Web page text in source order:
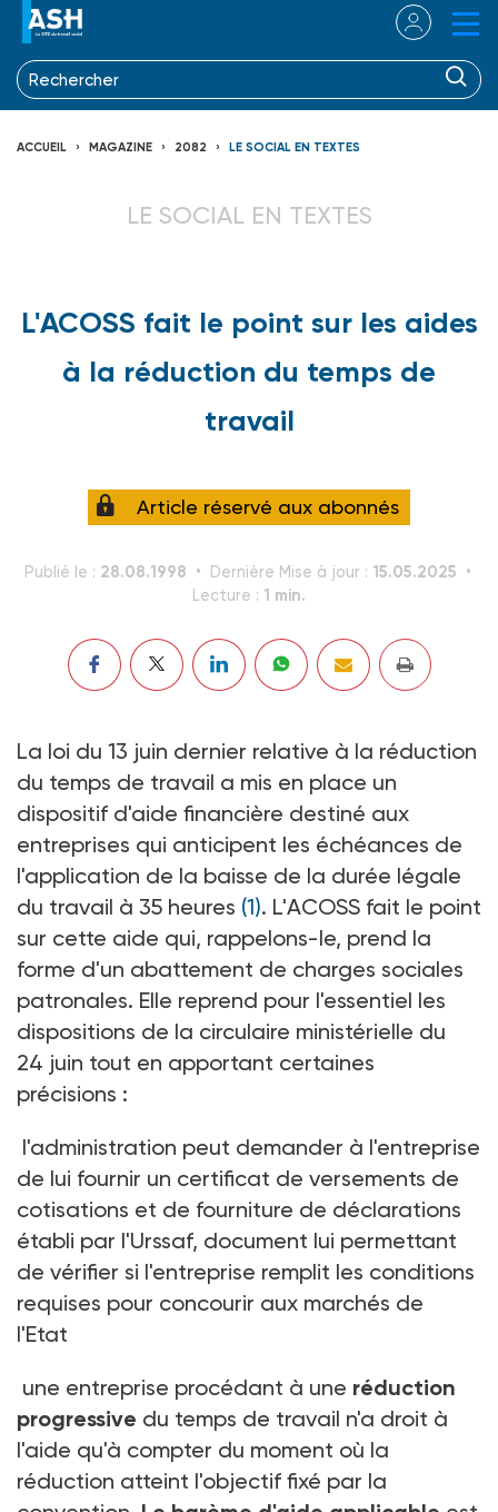
ACCUEIL MAGAZINE 2082 LE SOCIAL EN TEXTES
LE SOCIAL EN TEXTES
L'ACOSS fait le point sur les aides
à la réduction du temps de
travail
Article réservé aux abonnés
Publié le : 28.08.1998 Dernière Mise à jour : 15.05.2025
Lecture : 1 min.
La loi du 13 juin dernier relative à la réduction
du temps de travail a mis en place un
dispositif d'aide financière destiné aux
entreprises qui anticipent les échéances de
l'application de la baisse de la durée légale
du travail à 35 heures (1). L'ACOSS fait le point
sur cette aide qui, rappelons-le, prend la
forme d'un abattement de charges sociales
patronales. Elle reprend pour l'essentiel les
dispositions de la circulaire ministérielle du
24 juin tout en apportant certaines
précisions :
l'administration peut demander à l'entreprise
de lui fournir un certificat de versements de
cotisations et de fourniture de déclarations
établi par l'Urssaf, document lui permettant
de vérifier si l'entreprise remplit les conditions
requises pour concourir aux marchés de
l'Etat
une entreprise procédant à une réduction
progressive du temps de travail n'a droit à
l'aide qu'à compter du moment où la
réduction atteint l'objectif fixé par la